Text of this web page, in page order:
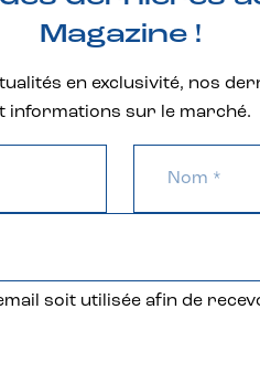
Magazine !
en exclusivité, nos
informations sur le marché.
soit utilisée afin de